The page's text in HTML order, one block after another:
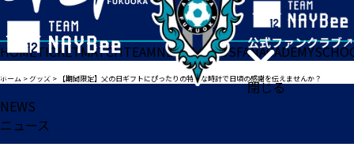
閉じる
HOMETICKETMATCHTEAMNEWSGOODSFANACADEMY
ホーム >グッズ > 【期間限定】父の日ギフトにぴったりの特別な時計で日頃の感謝を伝えませんか？
NEWS
ニュース